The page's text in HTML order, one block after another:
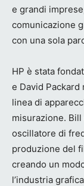
e grandi
comunicazione
con una sola
HP è stata
e David
linea di
misurazione.
oscillatore di
produzione del
creando un
l’industria